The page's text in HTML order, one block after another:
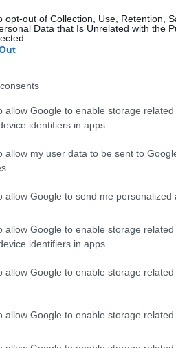
opt-out of Collection, Use, Retention,
Data that Is Unrelated with the
allow Google to enable storage
identifiers in apps.
allow my user data to be sent to
allow Google to send me personalized
allow Google to enable storage
identifiers in apps.
allow Google to enable storage
allow Google to enable storage related
székletet tapasztalunk,
Ezt a 8 ételt edd
szerint, ha 100 évig
a bélrendszer egészsége
jól működik a
is jó hatással van.
étrend, a rendszeres